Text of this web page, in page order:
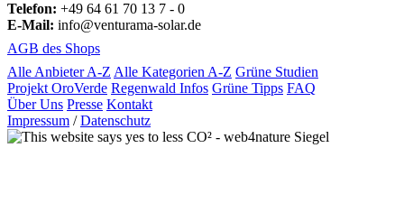
Telefon: +49 64 61 70 13 7 - 0
E-Mail: info@venturama-solar.de
AGB des Shops
Alle Anbieter A-Z Alle Kategorien A-Z Grüne Studien
Projekt OroVerde Regenwald Infos Grüne Tipps FAQ
Über Uns Presse Kontakt
Impressum /Datenschutz